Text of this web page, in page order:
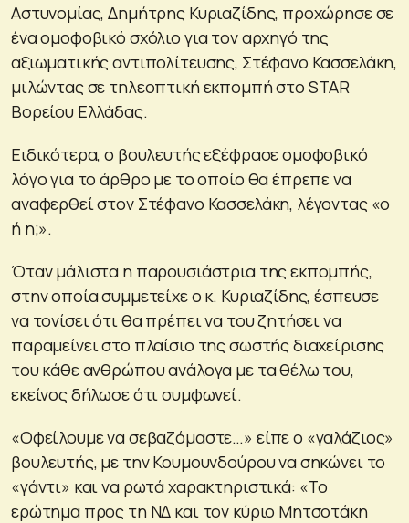
Αστυνομίας, Δημήτρης Κυριαζίδης, προχώρησε σε
ένα ομοφοβικό σχόλιο για τον αρχηγό της
αξιωματικής αντιπολίτευσης, Στέφανο Κασσελάκη,
μιλώντας σε τηλεοπτική εκπομπή στο STAR
Βορείου Ελλάδας.
Ειδικότερα, ο βουλευτής εξέφρασε ομοφοβικό
λόγο για το άρθρο με το οποίο θα έπρεπε να
αναφερθεί στον Στέφανο Κασσελάκη, λέγοντας «ο
ή η;».
Όταν μάλιστα η παρουσιάστρια της εκπομπής,
στην οποία συμμετείχε ο κ. Κυριαζίδης, έσπευσε
να τονίσει ότι θα πρέπει να του ζητήσει να
παραμείνει στο πλαίσιο της σωστής διαχείρισης
του κάθε ανθρώπου ανάλογα με τα θέλω του,
εκείνος δήλωσε ότι συμφωνεί.
«Οφείλουμε να σεβαζόμαστε…» είπε ο «γαλάζιος»
βουλευτής, με την Κουμουνδούρου να σηκώνει το
«γάντι» και να ρωτά χαρακτηριστικά: «Το
ερώτημα προς τη ΝΔ και τον κύριο Μητσοτάκη